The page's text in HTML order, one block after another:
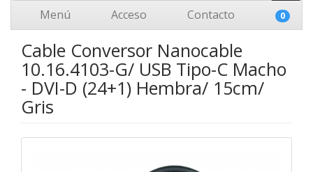
Menú Acceso Contacto 0
Cable Conversor Nanocable
10.16.4103-G/ USB Tipo-C Macho
- DVI-D (24+1) Hembra/ 15cm/
Gris